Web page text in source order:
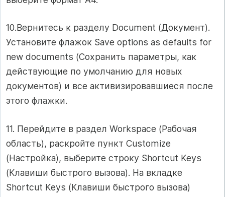
10.Вернитесь к разделу Document (Документ).
Установите флажок Save options as defaults for
new documents (Сохранить параметры, как
действующие по умолчанию для новых
документов) и все активизировавшиеся после
этого флажки.
11. Перейдите в раздел Workspace (Рабочая
область), раскройте пункт Customize
(Настройка), выберите строку Shortcut Keys
(Клавиши быстрого вызова). На вкладке
Shortcut Keys (Клавиши быстрого вызова)